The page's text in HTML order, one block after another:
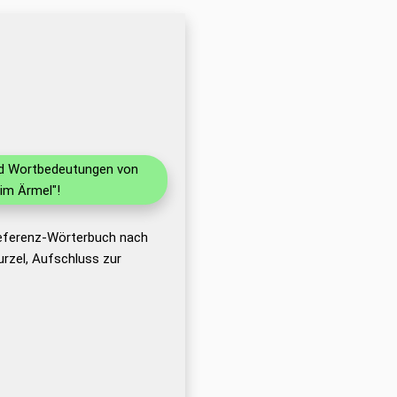
Wortbedeutungen von
Ärmel"!
Wörterbuch nach
Aufschluss zur